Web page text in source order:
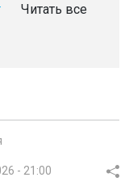
Читать все
- 21:00